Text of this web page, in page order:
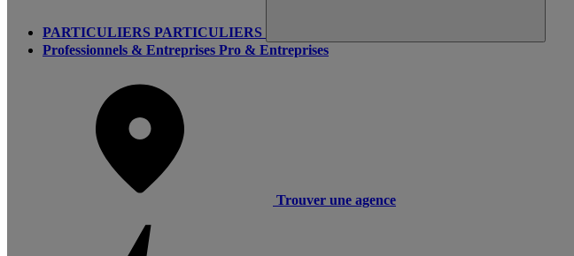
PARTICULIERS PARTICULIERS
Professionnels & Entreprises Pro & Entreprises
Trouver une agence